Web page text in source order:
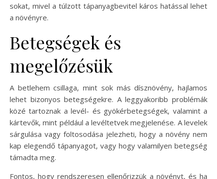
sokat, mivel a túlzott tápanyagbevitel káros hatással lehet
a növényre.
Betegségek és
megelőzésük
A betlehem csillaga, mint sok más dísznövény, hajlamos
lehet bizonyos betegségekre. A leggyakoribb problémák
közé tartoznak a levél- és gyökérbetegségek, valamint a
kártevők, mint például a levéltetvek megjelenése. A levelek
sárgulása vagy foltosodása jelezheti, hogy a növény nem
kap elegendő tápanyagot, vagy hogy valamilyen betegség
támadta meg.
Fontos, hogy rendszeresen ellenőrizzük a növényt, és ha